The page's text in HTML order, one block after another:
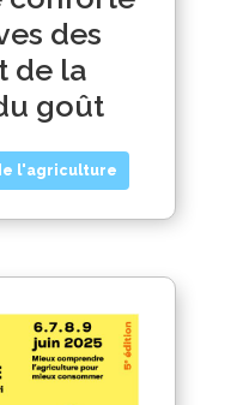
des
de la
goût
l'agriculture